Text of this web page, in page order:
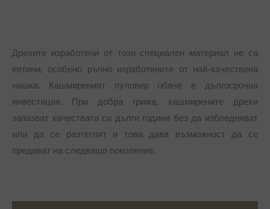
Дрехите изработени от този специален материал не са
евтини, особено ръчно изработените от най-качествена
нишка. Кашмиреният пуловер обаче е дългосрочна
инвестиция. При добра грижа, кашмирените дрехи
запазват качествата си дълги години без да избледняват
или да се разтеглят и това дава възможност да се
предават на следващо поколение.